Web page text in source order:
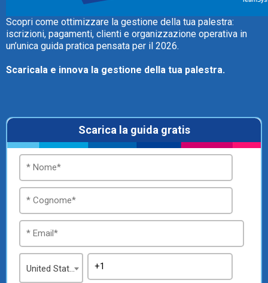
Scopri come ottimizzare la gestione della tua palestra:
iscrizioni, pagamenti, clienti e organizzazione operativa in
un’unica guida pratica pensata per il 2026.
Scaricala e innova la gestione della tua palestra.
Scarica la guida gratis
United States